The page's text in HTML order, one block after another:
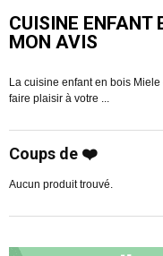
CUISINE ENFANT
MON AVIS
La cuisine enfant en bois
faire plaisir à votre ...
Coups de ❤️
Aucun produit trouvé.